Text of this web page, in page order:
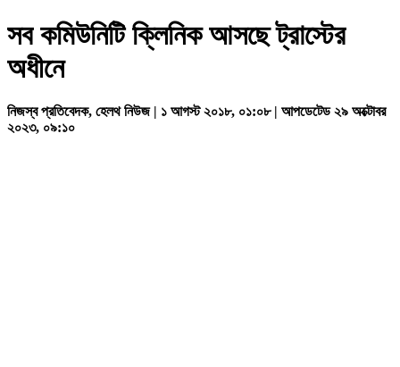
সব কমিউনিটি ক্লিনিক আসছে ট্রাস্টের
অধীনে
নিজস্ব প্রতিবেদক, হেলথ নিউজ | ১ আগস্ট ২০১৮, ০১:০৮ | আপডেটেড ২৯ অক্টোবর
২০২৩, ০৯:১০